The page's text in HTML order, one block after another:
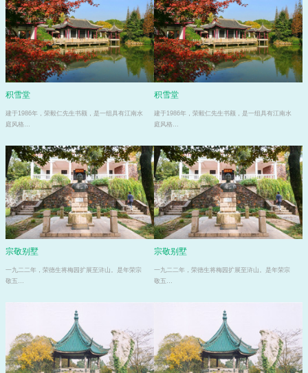
积雪堂
建于1986年，荣毅仁先生书额，是一组具有江南水
庭风格…
积雪堂
建于1986年，荣毅仁先生书额，是一组具有江南水
庭风格…
宗敬别墅
一九二二年，荣德生将梅园扩展至浒山。是年荣宗
敬五…
宗敬别墅
一九二二年，荣德生将梅园扩展至浒山。是年荣宗
敬五…